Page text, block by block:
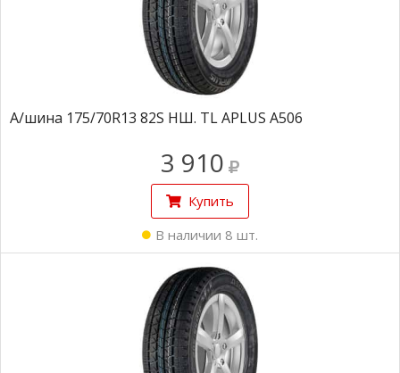
А/шина 175/70R13 82S НШ. TL APLUS A506
3 910
Купить
В наличии 8 шт.